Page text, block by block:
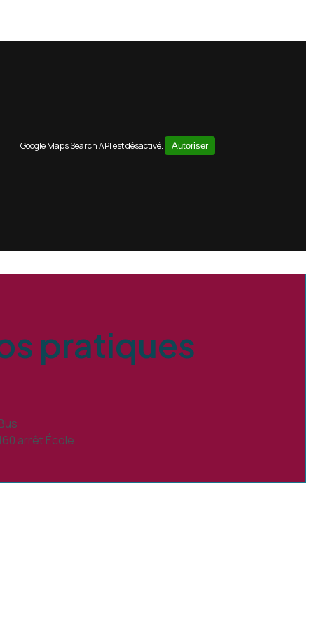
Google Maps Search API est désactivé. Autoriser
pratiques
arrêt École